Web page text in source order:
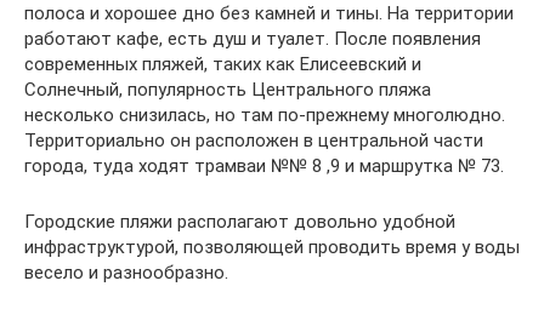
полоса и хорошее дно без камней и тины. На территории
работают кафе, есть душ и туалет. После появления
современных пляжей, таких как Елисеевский и
Солнечный, популярность Центрального пляжа
несколько снизилась, но там по-прежнему многолюдно.
Территориально он расположен в центральной части
города, туда ходят трамваи №№ 8 ,9 и маршрутка № 73.
Городские пляжи располагают довольно удобной
инфраструктурой, позволяющей проводить время у воды
весело и разнообразно.